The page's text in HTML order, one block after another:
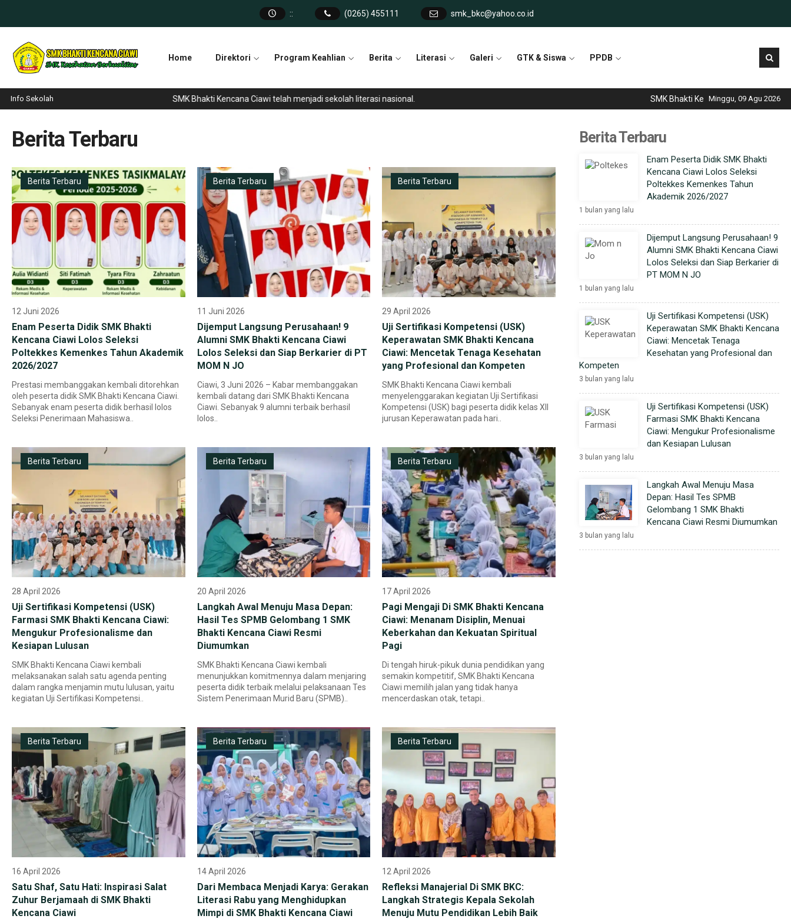
:: (0265) 455111 smk_bkc@yahoo.co.id
Home Direktori Program Keahlian Berita Literasi Galeri GTK & Siswa PPDB
Info Sekolah Minggu, 09 Agu 2026
SMK Bhakti Kencana Ciawi telah
SMK Bhakti Kencana Ciawi telah menjadi sekolah literasi nasional.
Berita Terbaru
Berita Terbaru
12 Juni 2026
Enam Peserta Didik SMK Bhakti
Kencana Ciawi Lolos Seleksi
Poltekkes Kemenkes Tahun Akademik
2026/2027
Prestasi membanggakan kembali ditorehkan
oleh peserta didik SMK Bhakti Kencana Ciawi.
Sebanyak enam peserta didik berhasil lolos
Seleksi Penerimaan Mahasiswa..
Berita Terbaru
11 Juni 2026
Dijemput Langsung Perusahaan! 9
Alumni SMK Bhakti Kencana Ciawi
Lolos Seleksi dan Siap Berkarier di PT
MOM N JO
Ciawi, 3 Juni 2026 – Kabar membanggakan
kembali datang dari SMK Bhakti Kencana
Ciawi. Sebanyak 9 alumni terbaik berhasil
lolos..
Berita Terbaru
29 April 2026
Uji Sertifikasi Kompetensi (USK)
Keperawatan SMK Bhakti Kencana
Ciawi: Mencetak Tenaga Kesehatan
yang Profesional dan Kompeten
SMK Bhakti Kencana Ciawi kembali
menyelenggarakan kegiatan Uji Sertifikasi
Kompetensi (USK) bagi peserta didik kelas XII
jurusan Keperawatan pada hari..
Berita Terbaru
28 April 2026
Uji Sertifikasi Kompetensi (USK)
Farmasi SMK Bhakti Kencana Ciawi:
Mengukur Profesionalisme dan
Kesiapan Lulusan
SMK Bhakti Kencana Ciawi kembali
melaksanakan salah satu agenda penting
dalam rangka menjamin mutu lulusan, yaitu
kegiatan Uji Sertifikasi Kompetensi..
Berita Terbaru
20 April 2026
Langkah Awal Menuju Masa Depan:
Hasil Tes SPMB Gelombang 1 SMK
Bhakti Kencana Ciawi Resmi
Diumumkan
SMK Bhakti Kencana Ciawi kembali
menunjukkan komitmennya dalam menjaring
peserta didik terbaik melalui pelaksanaan Tes
Sistem Penerimaan Murid Baru (SPMB)..
Berita Terbaru
17 April 2026
Pagi Mengaji Di SMK Bhakti Kencana
Ciawi: Menanam Disiplin, Menuai
Keberkahan dan Kekuatan Spiritual
Pagi
Di tengah hiruk-pikuk dunia pendidikan yang
semakin kompetitif, SMK Bhakti Kencana
Ciawi memilih jalan yang tidak hanya
mencerdaskan otak, tetapi..
Berita Terbaru
16 April 2026
Satu Shaf, Satu Hati: Inspirasi Salat
Zuhur Berjamaah di SMK Bhakti
Kencana Ciawi
Berita Terbaru
14 April 2026
Dari Membaca Menjadi Karya: Gerakan
Literasi Rabu yang Menghidupkan
Mimpi di SMK Bhakti Kencana Ciawi
Berita Terbaru
12 April 2026
Refleksi Manajerial Di SMK BKC:
Langkah Strategis Kepala Sekolah
Menuju Mutu Pendidikan Lebih Baik
Berita Terbaru
Enam Peserta Didik SMK Bhakti
Kencana Ciawi Lolos Seleksi
Poltekkes Kemenkes Tahun
Akademik 2026/2027
1 bulan yang lalu
Dijemput Langsung Perusahaan! 9
Alumni SMK Bhakti Kencana Ciawi
Lolos Seleksi dan Siap Berkarier di
PT MOM N JO
1 bulan yang lalu
Uji Sertifikasi Kompetensi (USK)
Keperawatan SMK Bhakti Kencana
Ciawi: Mencetak Tenaga
Kesehatan yang Profesional dan
Kompeten
3 bulan yang lalu
Uji Sertifikasi Kompetensi (USK)
Farmasi SMK Bhakti Kencana
Ciawi: Mengukur Profesionalisme
dan Kesiapan Lulusan
3 bulan yang lalu
Langkah Awal Menuju Masa
Depan: Hasil Tes SPMB
Gelombang 1 SMK Bhakti
Kencana Ciawi Resmi Diumumkan
3 bulan yang lalu